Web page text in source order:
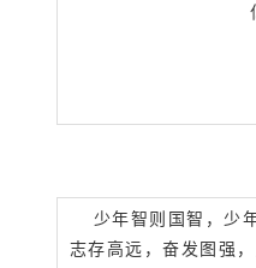
少年智则国智，少
志存高远，奋发图强